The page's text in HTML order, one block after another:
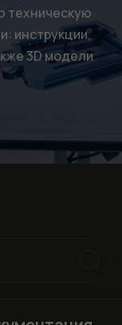
техническую
инструкции,
3D модели